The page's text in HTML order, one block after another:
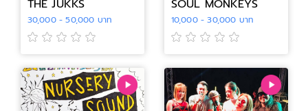
THE JUKKS
30,000 - 50,000 บาท
SOUL MONKEYS
10,000 - 30,000 บาท